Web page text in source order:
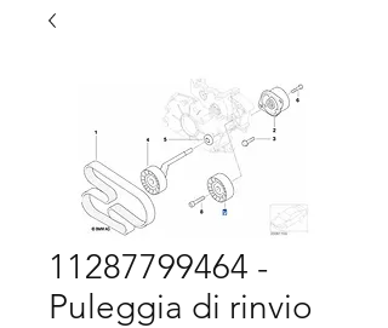
11287799464 -
Puleggia di rinvio